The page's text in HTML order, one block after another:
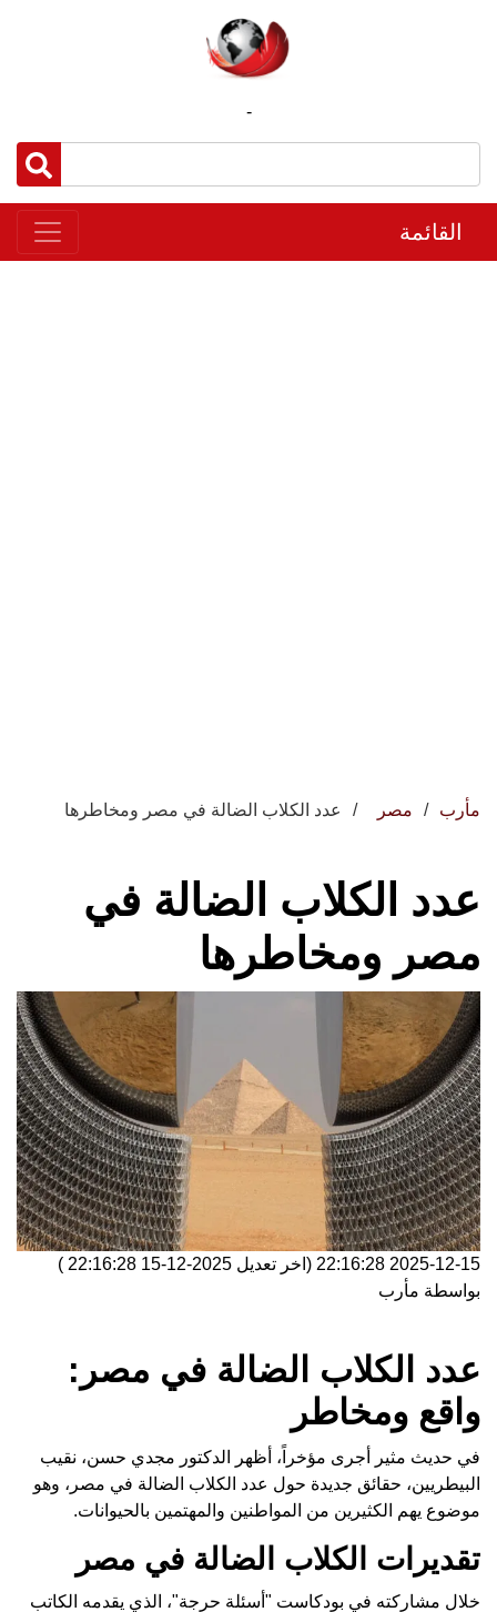
-
القائمة
مأرب مصر عدد الكلاب الضالة في مصر ومخاطرها
عدد الكلاب الضالة في
مصر ومخاطرها
2025-12-15 22:16:28 (اخر تعديل 2025-12-15 22:16:28
)
بواسطة مأرب
عدد الكلاب الضالة في مصر:
واقع ومخاطر
في حديث مثير أجرى مؤخراً، أظهر الدكتور مجدي حسن، نقيب
البيطريين، حقائق جديدة حول عدد الكلاب الضالة في مصر، وهو
موضوع يهم الكثيرين من المواطنين والمهتمين بالحيوانات.
تقديرات الكلاب الضالة في مصر
خلال مشاركته في بودكاست "أسئلة حرجة"، الذي يقدمه الكاتب